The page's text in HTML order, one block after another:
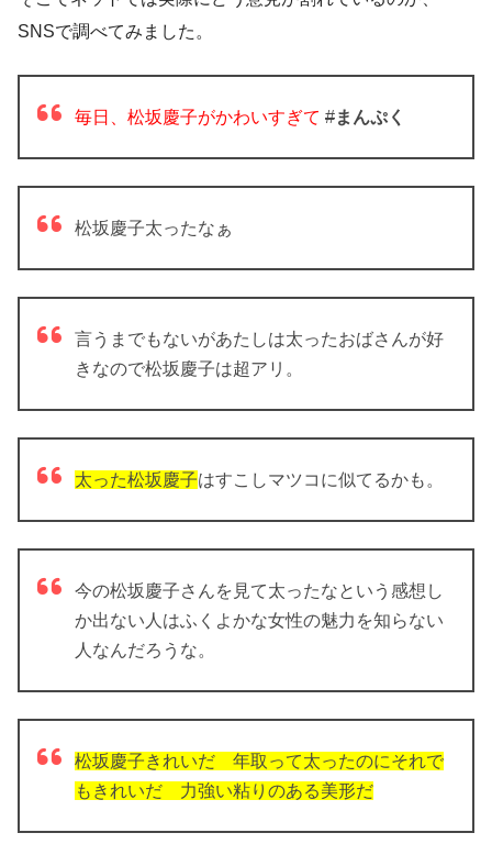
SNSで調べてみました。
毎日、松坂慶子がかわいすぎて #まんぷく
松坂慶子太ったなぁ
言うまでもないがあたしは太ったおばさんが好
きなので松坂慶子は超アリ。
太った松坂慶子はすこしマツコに似てるかも。
今の松坂慶子さんを見て太ったなという感想し
か出ない人はふくよかな女性の魅力を知らない
人なんだろうな。
松坂慶子きれいだ 年取って太ったのにそれで
もきれいだ 力強い粘りのある美形だ